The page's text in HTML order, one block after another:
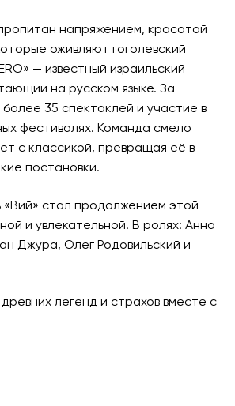
напряжением, красотой
оживляют гоголевский
— известный израильский
на русском языке. За
35 спектаклей и участие в
фестивалях. Команда смело
с классикой, превращая её в
постановки.
«Вий» стал продолжением этой
и увлекательной. В ролях: Анна
Джура, Олег Родовильский и
легенд и страхов вместе с